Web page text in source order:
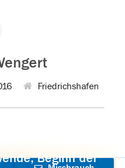
Friedrichshafen
Beginn der